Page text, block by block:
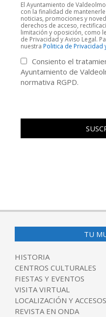
El Ayuntamiento de
con la finalidad de
noticias, promociones y
derechos de acceso,
limitación y oposición, como
de Privacidad y Aviso Legal.
nuestra Politica de Privacidad
Consiento el
Ayuntamiento de
normativa RGPD.
TU
HISTORIA
CENTROS CULTURALES
FIESTAS Y EVENTOS
VISITA VIRTUAL
LOCALIZACIÓN Y ACCESOS
REVISTA EN ONDA